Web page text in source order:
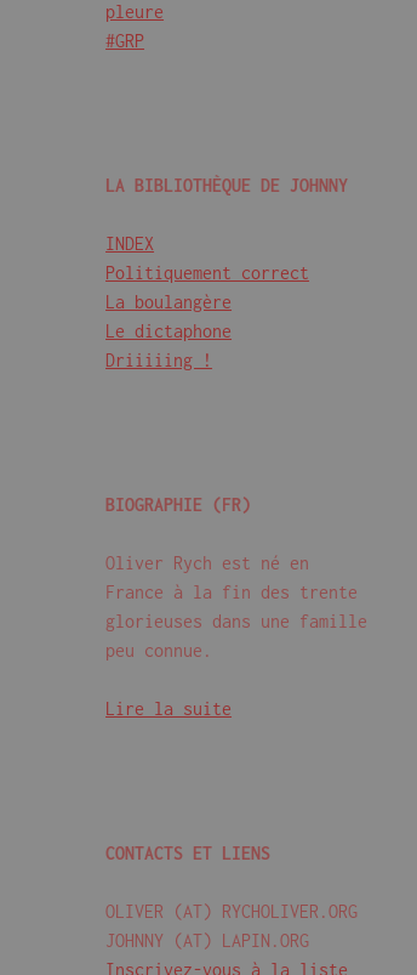
pleure
#GRP
LA BIBLIOTHÈQUE DE JOHNNY
INDEX
Politiquement correct
La boulangère
Le dictaphone
Driiiiing !
BIOGRAPHIE (FR)
Oliver Rych est né en
France à la fin des trente
glorieuses dans une famille
peu connue.
Lire la suite
CONTACTS ET LIENS
OLIVER (AT) RYCHOLIVER.ORG
Inscrivez-vous à la liste